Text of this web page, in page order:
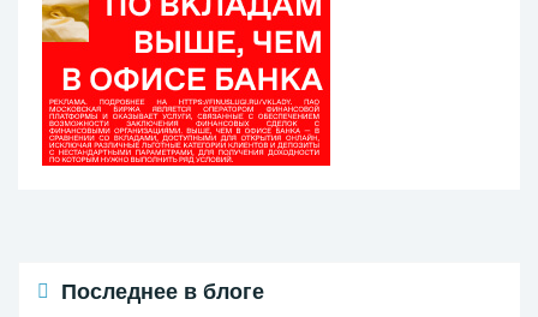
Последнее в блоге